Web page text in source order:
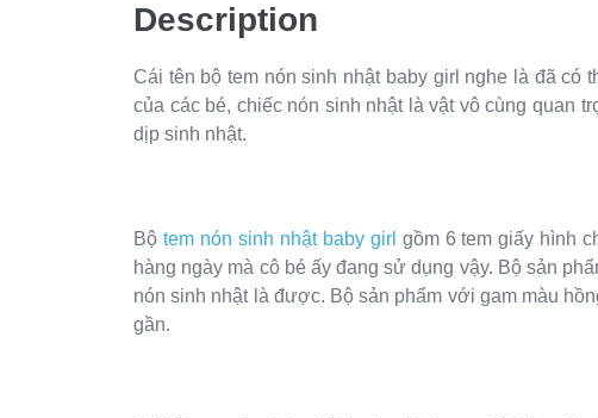
Description
Cái tên bộ tem nón sinh nhật baby girl nghe là đã có
của các bé, chiếc nón sinh nhật là vật vô cùng quan
dịp sinh nhật.
Bộ tem nón sinh nhật baby girl gồm 6 tem giấy hình
hàng ngày mà cô bé ấy đang sử dụng vậy. Bộ sản
nón sinh nhật là được. Bộ sản phẩm với gam màu
gần.